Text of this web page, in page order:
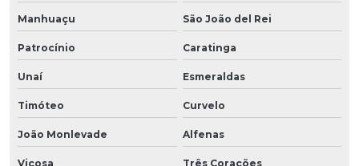
Manhuaçu São João del Rei
Patrocínio Caratinga
Unaí Esmeraldas
Timóteo Curvelo
João Monlevade Alfenas
Viçosa Três Corações